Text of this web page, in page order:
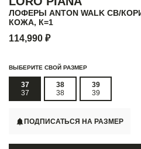
ЛОФЕРЫ ANTON WALK СВ/
КОЖА, К=1
114,990 ₽
ВЫБЕРИТЕ СВОЙ РАЗМЕР
37
37
38
38
39
39
ПОДПИСАТЬСЯ НА РАЗМЕР